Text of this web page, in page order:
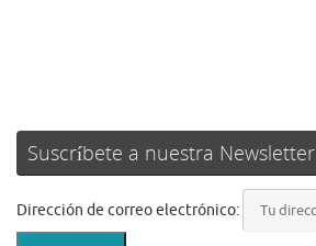
Suscríbete a nuestra Newsletter
Dirección de correo electrónico: